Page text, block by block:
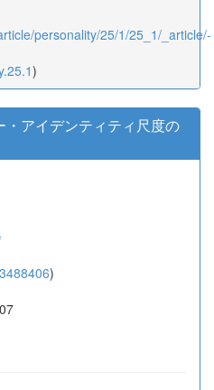
personality/25/1/25_1/_article/-
)
・アイデンティティ尺度の
)